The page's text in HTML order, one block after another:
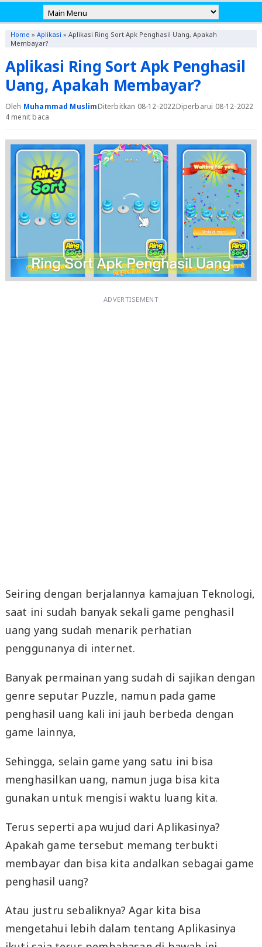
Home » Aplikasi » Aplikasi Ring Sort Apk Penghasil Uang, Apakah
Membayar?
Aplikasi Ring Sort Apk Penghasil
Uang, Apakah Membayar?
Oleh Muhammad MuslimDiterbitkan 08-12-2022Diperbarui 08-12-2022
4 menit baca
ADVERTISEMENT
Seiring dengan berjalannya kamajuan Teknologi,
saat ini sudah banyak sekali game penghasil
uang yang sudah menarik perhatian
penggunanya di internet.
Banyak permainan yang sudah di sajikan dengan
genre seputar Puzzle, namun pada game
penghasil uang kali ini jauh berbeda dengan
game lainnya,
Sehingga, selain game yang satu ini bisa
menghasilkan uang, namun juga bisa kita
gunakan untuk mengisi waktu luang kita.
Terus seperti apa wujud dari Aplikasinya?
Apakah game tersebut memang terbukti
membayar dan bisa kita andalkan sebagai game
penghasil uang?
Atau justru sebaliknya? Agar kita bisa
mengetahui lebih dalam tentang Aplikasinya